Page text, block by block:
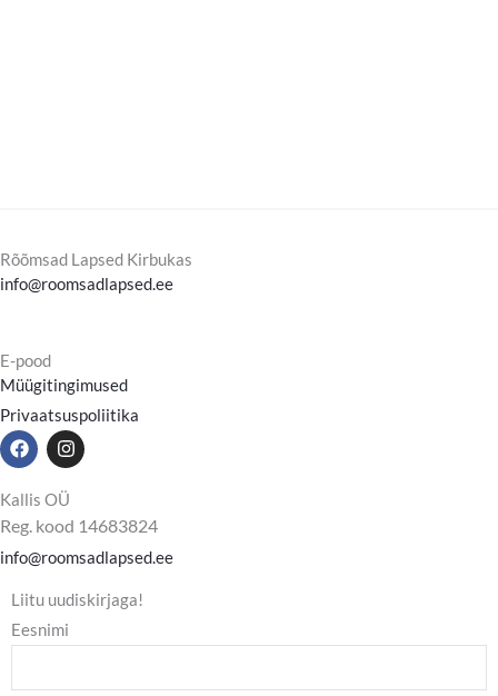
Rõõmsad Lapsed Kirbukas
info@roomsadlapsed.ee
E-pood
Müügitingimused
Privaatsuspoliitika
F
a
c
e
b
o
o
k
I
n
s
t
a
g
r
a
m
Kallis OÜ
Reg. kood 14683824
info@roomsadlapsed.ee
Liitu uudiskirjaga!
Eesnimi